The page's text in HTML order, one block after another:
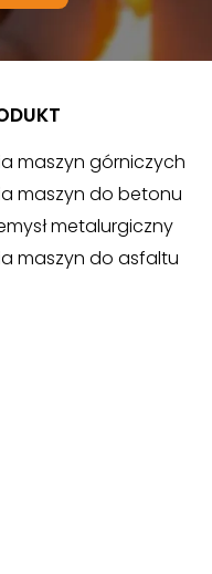
maszyn górniczych
maszyn do betonu
metalurgiczny
maszyn do asfaltu